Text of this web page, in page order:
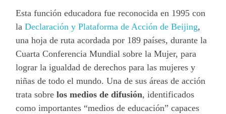
Esta función educadora fue reconocida en 1995 con
laDeclaración y Plataforma de Acción de Beijing,
una hoja de ruta acordada por 189 países, durante la
Cuarta Conferencia Mundial sobre la Mujer, para
lograr la igualdad de derechos para las mujeres y
niñas de todo el mundo. Una de sus áreas de acción
trata sobrelos medios de difusión, identificados
como importantes “medios de educación” capaces